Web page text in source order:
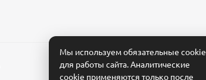
Мы используем обязательные cookie
для работы сайта. Аналитические
cookie применяются только после